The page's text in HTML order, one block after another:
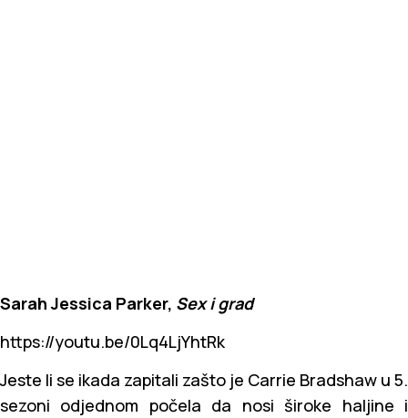
Sarah Jessica Parker, Sex i grad
https://youtu.be/0Lq4LjYhtRk
Jeste li se ikada zapitali zašto je Carrie Bradshaw u 5.
sezoni odjednom počela da nosi široke haljine i